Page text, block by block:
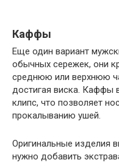
Каффы
Еще один вариант
обычных сережек, они
среднюю или верхнюю
достигая виска. Каффы
клипс, что позволяет
прокалыванию ушей.
Оригинальные изделия
нужно добавить